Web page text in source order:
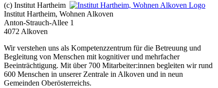
(c) Institut Hartheim
Institut Hartheim, Wohnen Alkoven
Anton-Strauch-Allee 1
4072 Alkoven
Wir verstehen uns als Kompetenzzentrum für die Betreuung und
Begleitung von Menschen mit kognitiver und mehrfacher
Beeinträchtigung. Mit über 700 Mitarbeiter:innen begleiten wir rund
600 Menschen in unserer Zentrale in Alkoven und in neun
Gemeinden Oberösterreichs.